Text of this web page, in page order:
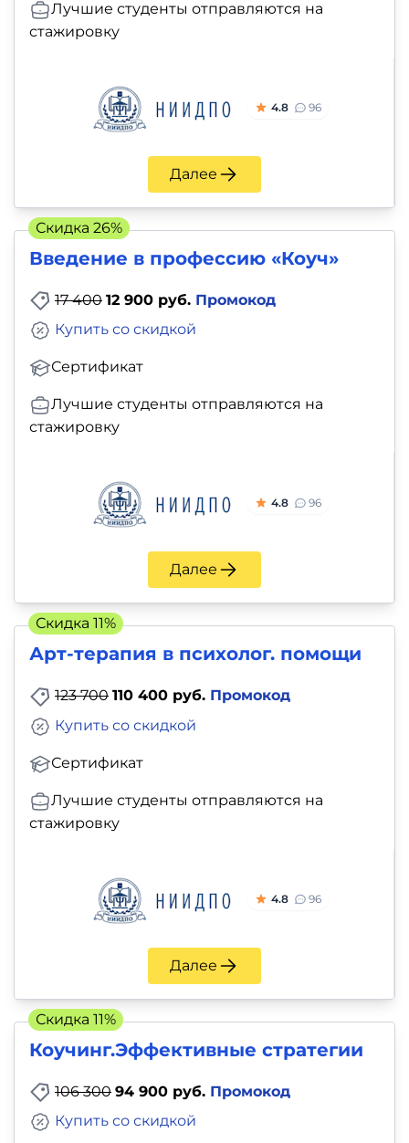
Лучшие студенты отправляются на
стажировку
4.8 96
Далее
Введение в профессию «Коуч»
17 400 12 900 руб. Промокод
Сертификат
Купить со скидкой
Лучшие студенты отправляются на
стажировку
4.8 96
Далее
Скидка 26%
Арт-терапия в психолог. помощи
123 700 110 400 руб. Промокод
Сертификат
Купить со скидкой
Лучшие студенты отправляются на
стажировку
4.8 96
Далее
Скидка 11%
Коучинг.Эффективные стратегии
106 300 94 900 руб. Промокод
Купить со скидкой
Скидка 11%